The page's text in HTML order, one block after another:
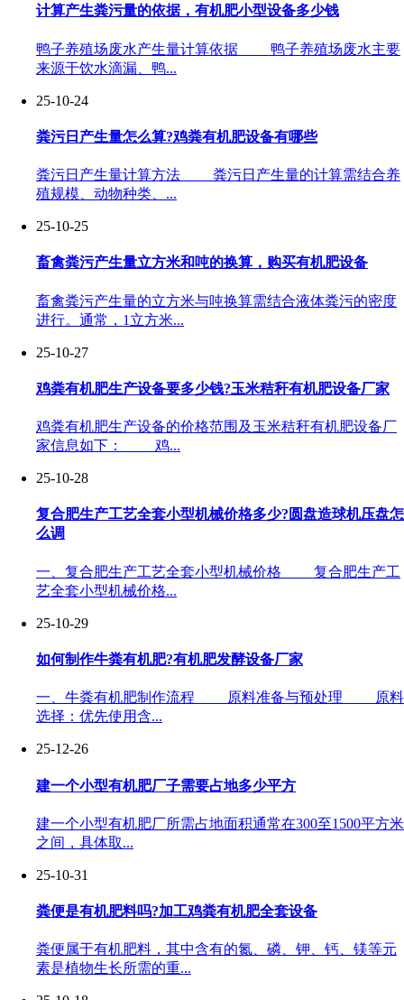
计算产生粪污量的依据，有机肥小型设备多少钱
鸭子养殖场废水产生量计算依据 鸭子养殖场废水主要
来源于饮水滴漏、鸭...
25-10-24
粪污日产生量怎么算?鸡粪有机肥设备有哪些
粪污日产生量计算方法 粪污日产生量的计算需结合养
殖规模、动物种类、...
25-10-25
畜禽粪污产生量立方米和吨的换算，购买有机肥设备
畜禽粪污产生量的立方米与吨换算需结合液体粪污的密度
进行。通常，1立方米...
25-10-27
鸡粪有机肥生产设备要多少钱?玉米秸秆有机肥设备厂家
鸡粪有机肥生产设备的价格范围及玉米秸秆有机肥设备厂
家信息如下： 鸡...
25-10-28
复合肥生产工艺全套小型机械价格多少?圆盘造球机压盘怎
么调
一、复合肥生产工艺全套小型机械价格 复合肥生产工
艺全套小型机械价格...
25-10-29
如何制作牛粪有机肥?有机肥发酵设备厂家
一、牛粪有机肥制作流程 原料准备与预处理 原料
选择：优先使用含...
25-12-26
建一个小型有机肥厂子需要占地多少平方
建一个小型有机肥厂所需占地面积通常在300至1500平方米
之间，具体取...
25-10-31
粪便是有机肥料吗?加工鸡粪有机肥全套设备
粪便属于有机肥料，其中含有的氮、磷、钾、钙、镁等元
素是植物生长所需的重...